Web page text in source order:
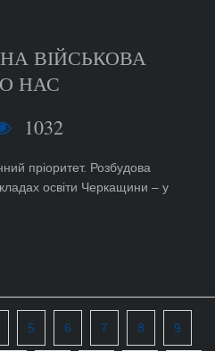
ВІЙСЬКОВА
НАС
1032
пріоритет. Розбудова
освіти Черкащини – у
5 6 7 8 9